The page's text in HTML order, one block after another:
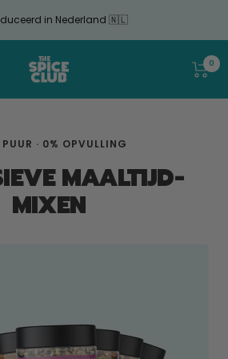
in Nederland 🇳🇱
The
Spice
Club
0
· 0% OPVULLING
MAALTIJD-
MIXEN